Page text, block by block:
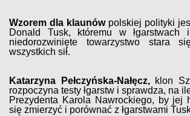
Wzorem dla klaunówpolskiej polityki
Donald Tusk, któremu w łgarstwach
niedorozwinięte towarzystwo stara
wszystkich sił.
Katarzyna Pełczyńska-Nałęcz,klon
rozpoczyna testy łgarstw i sprawdza, na
Prezydenta Karola Nawrockiego, by jej
się zmierzyć i porównać z łgarstwami